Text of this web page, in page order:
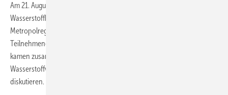
Am 21. August 2025 fand in Halle (Saale) der 5. Mitteldeutsche
Wasserstoffkongress statt. Eingeladen hatten die Europäische
Metropolregion Mitteldeutschland und der Verein Hypos. Über 450
Teilnehmende aus Wirtschaft, Wissenschaft, Politik und Verwaltung
kamen zusammen, um über Fortschritte beim Aufbau der
Wasserstoffwirtschaft in Sachsen, Sachsen-Anhalt und Thüringen zu
diskutieren.